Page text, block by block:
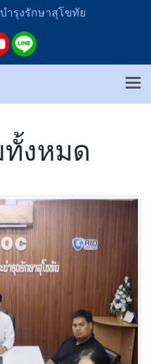
ำรุงรักษาสุโขทัย
งหมด